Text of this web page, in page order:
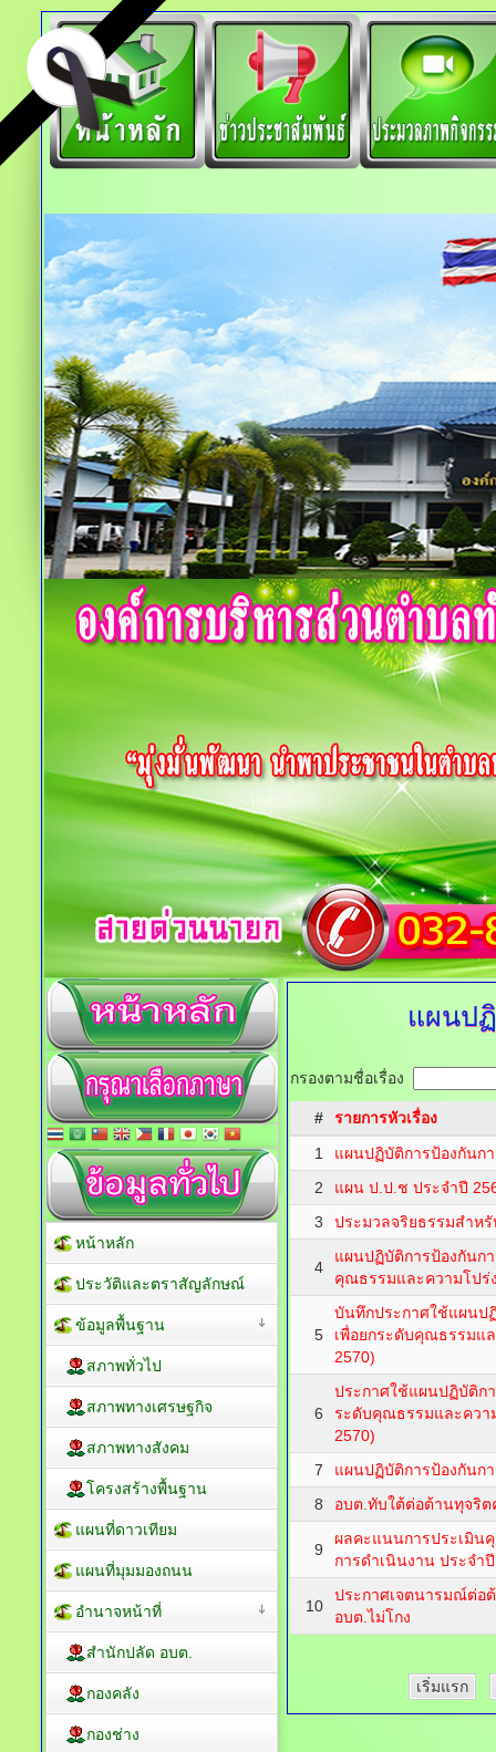
แผนป
กรองตามชื่อเรื่อง
#
รายการหัวเรื่อง
1
แผนปฏิบัติการป้องกันก
2
แผน ป.ป.ช ประจำปี
3
ประมวลจริยธรรมสำห
4
แผนปฏิบัติการป้องกันก
คุณธรรมและความโปร่
5
บันทึกประกาศใช้แผนป
เพื่อยกระดับคุณธรรมแ
2570)
6
ประกาศใช้แผนปฏิบัติก
ระดับคุณธรรมและควา
2570)
7
แผนปฏิบัติการป้องกันก
8
อบต.ทับใต้ต่อต้านทุจริ
9
ผลคะแนนการประเมิน
การดำเนินงาน ประจำ
10
ประกาศเจตนารมณ์ต่อ
อบต.ไม่โกง
เริ่มแรก
หน้าหลัก
ประวัติและตราสัญลักษณ์
ข้อมูลพื้นฐาน
สภาพทั่วไป
สภาพทางเศรษฐกิจ
สภาพทางสังคม
โครงสร้างพื้นฐาน
แผนที่ดาวเทียม
แผนที่มุมมองถนน
อำนาจหน้าที่
สำนักปลัด อบต.
กองคลัง
กองช่าง